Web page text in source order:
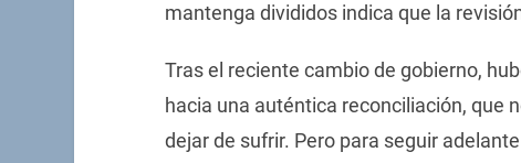
mantenga divididos indica que la
Tras el reciente cambio de gobierno,
hacia una auténtica reconciliación, que
dejar de sufrir. Pero para seguir